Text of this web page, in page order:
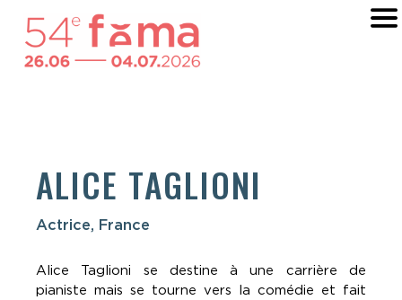
ALICE TAGLIONI
Actrice, France
Alice Taglioni se destine à une carrière de
pianiste mais se tourne vers la comédie et fait